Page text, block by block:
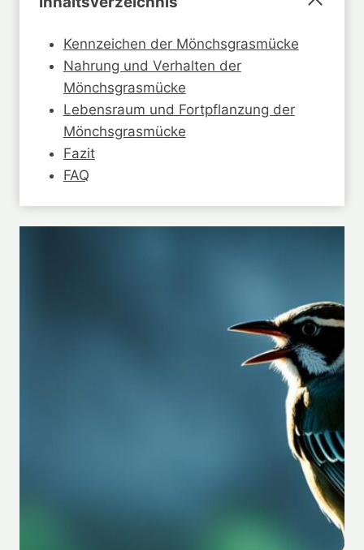
Kennzeichen der Mönchsgrasmücke
Nahrung und Verhalten der
Mönchsgrasmücke
Lebensraum und Fortpflanzung der
Mönchsgrasmücke
Fazit
FAQ